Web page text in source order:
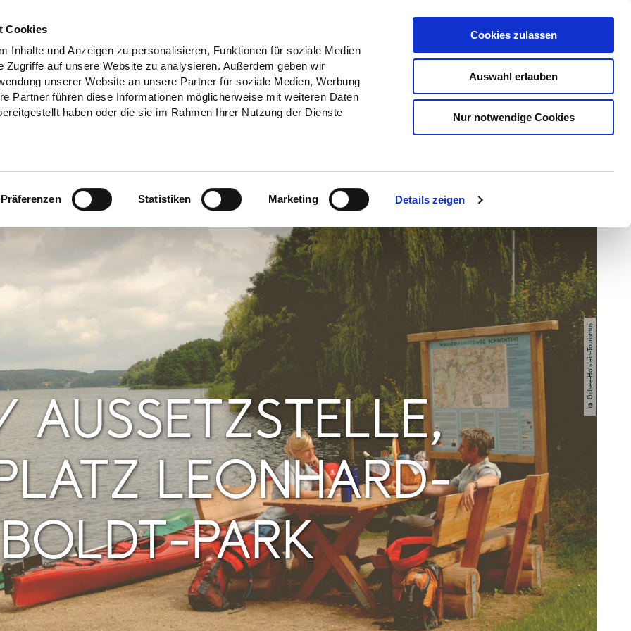
Cookies
Inhalte und Anzeigen zu personalisieren, Funktionen für soziale Medien
Zugriffe auf unsere Website zu analysieren. Außerdem geben wir
unserer Website an unsere Partner für soziale Medien, Werbung
Partner führen diese Informationen möglicherweise mit weiteren Daten
haben oder die sie im Rahmen Ihrer Nutzung der Dienste
Präferenzen Statistiken Marketing Details zeigen
Cookies zulassen
Auswahl erlauben
Nur notwendige Cookies
Grünes Klassenzimmer
© Ostsee-Holstein-Tourismus
AUSSETZSTELLE,
LEONHARD-
BOLDT-PARK